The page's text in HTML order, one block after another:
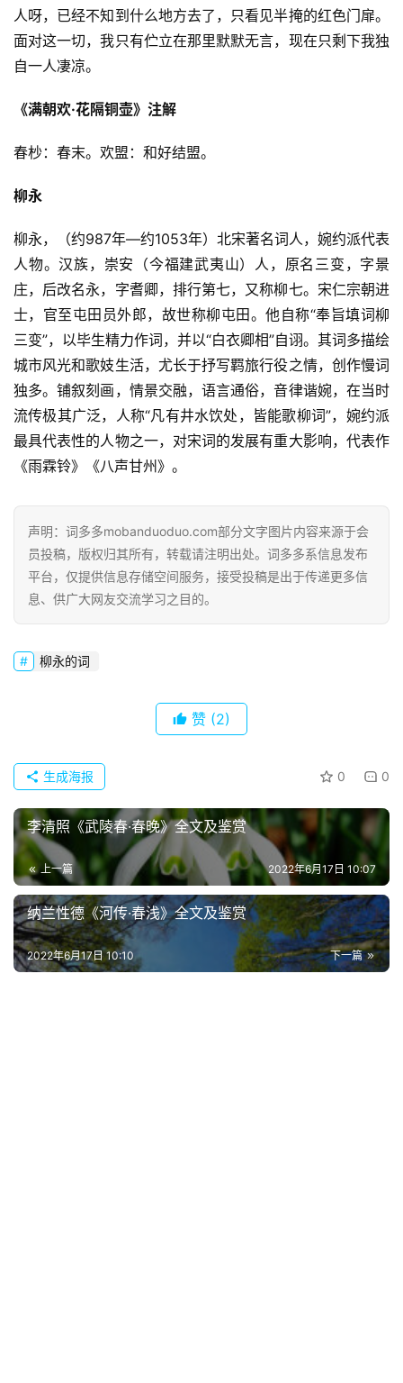
人呀，已经不知到什么地方去了，只看见半掩的红色门扉。
面对这一切，我只有伫立在那里默默无言，现在只剩下我独
自一人凄凉。
《满朝欢·花隔铜壶》注解
春杪：春末。欢盟：和好结盟。
柳永
柳永，（约987年—约1053年）北宋著名词人，婉约派代表
人物。汉族，崇安（今福建武夷山）人，原名三变，字景
庄，后改名永，字耆卿，排行第七，又称柳七。宋仁宗朝进
士，官至屯田员外郎，故世称柳屯田。他自称“奉旨填词柳
三变”，以毕生精力作词，并以“白衣卿相”自诩。其词多描绘
城市风光和歌妓生活，尤长于抒写羁旅行役之情，创作慢词
独多。铺叙刻画，情景交融，语言通俗，音律谐婉，在当时
流传极其广泛，人称“凡有井水饮处，皆能歌柳词”，婉约派
最具代表性的人物之一，对宋词的发展有重大影响，代表作
《雨霖铃》《八声甘州》。
声明：词多多mobanduoduo.com部分文字图片内容来源于会
员投稿，版权归其所有，转载请注明出处。词多多系信息发布
平台，仅提供信息存储空间服务，接受投稿是出于传递更多信
息、供广大网友交流学习之目的。
柳永的词
赞 (2)
0 0
生成海报
李清照《武陵春·春晚》全文及鉴赏
上一篇 2022年6月17日 10:07
纳兰性德《河传·春浅》全文及鉴赏
下一篇
2022年6月17日 10:10